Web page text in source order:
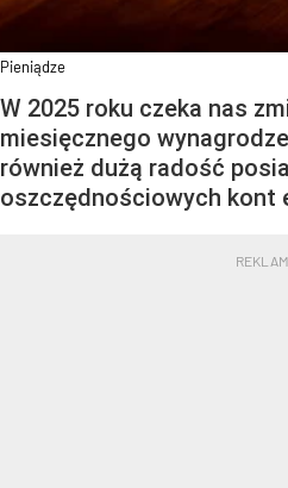
Pieniądze
W 2025 roku czeka nas
miesięcznego
również dużą radość
oszczędnościowych kont